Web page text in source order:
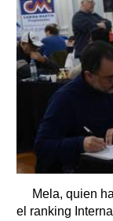
Mela, quien
el ranking